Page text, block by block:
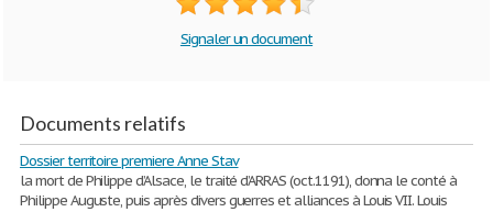
Signaler un document
Documents relatifs
Dossier territoire premiere Anne Stav
la mort de Philippe d’Alsace, le traité d’ARRAS (oct.1191), donna le conté à
Philippe Auguste, puis après divers guerres et alliances à Louis VII. Louis